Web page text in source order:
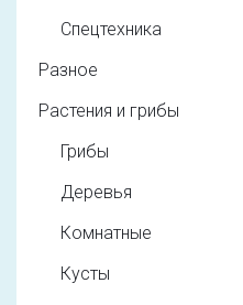
Спецтехника
Разное
Растения и грибы
Грибы
Деревья
Комнатные
Кусты